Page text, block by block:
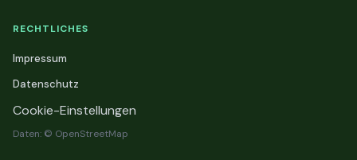
RECHTLICHES
Impressum
Datenschutz
Cookie-Einstellungen
Daten: © OpenStreetMap